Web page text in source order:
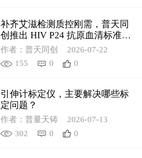
补齐艾滋检测质控刚需，普天同
创推出 HIV P24 抗原血清标准物
质
作者：普天同创
2026-07-22
155
0 0
引伸计标定仪，主要解决哪些标
定问题？
作者：普量天铸
2026-07-13
302
0 0